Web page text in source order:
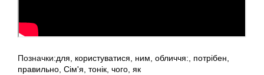
Позначки:для, користуватися, ним, обличчя:, потрібен,
правильно, Сім'я, тонік, чого, як